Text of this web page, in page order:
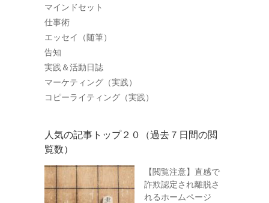
マインドセット
仕事術
エッセイ（随筆）
告知
実践＆活動日誌
マーケティング（実践）
コピーライティング（実践）
人気の記事トップ２０（過去７日間の閲
覧数）
【閲覧注意】直感で
詐欺認定され離脱さ
れるホームページ